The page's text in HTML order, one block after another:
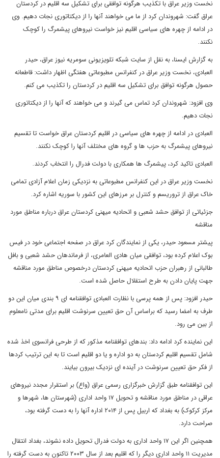
نخست وزیر عراق با تکذیب هرگونه توافقی برای تشکیل سه اقلیم در کردستان
عراق گفت: شهروندان کرد از ما می خواهند آنها را از دیکتاتوری نجات دهیم. وی
در ادامه از چهره های سیاسی اقلیم نیز خواست نیروهای پیشمرگ را کوچک
نکنند.
به گزارش ایسنا، به نقل از سایت شبکه تلویزیونی سومریه نیوز عراق، حیدر
العبادی، نخست وزیر عراق در کنفرانس مطبوعاتی هفتگی اظهار داشت: قاطعانه
حصول هرگونه توافق برای تشکیل سه اقلیم در کردستان را تکذیب می کنم.
وی افزود: شهروندان کرد تماس می گیرند و می خواهند که آنها را از دیکتاتوری
نجات دهیم.
العبادی در ادامه از چهره های سیاسی در اقلیم کردستان عراق خواست تا تقسیم
نیروهای پیشمرگ به حزب ها و گروه های مختلف آنها را کوچک نکنند.
العبادی تاکید کرد، پیشمرگ ها همکاری با دولت فدرال را انتخاب کردند.
نخست وزیر عراق در این کنفرانس مطبوعاتی به نزدیکی زمان اعلام آزادی تمامی
خاک عراق از تروریسم و کنترل بر مرزهای این کشور با سوریه اشاره کرد.
جزئیاتی از توافق حشد شعبی و اتحادیه میهنی کردستان عراق درباره مناطق مورد
مناقشه
پیشتر مسعود حیدر، یکی از نمایندگان کرد عراق در صفحه اجتماعی خود در فیس
بوک اعلام کرده بود، توافقی میان هادی العامری، از فرماندهان حشد شعبی و بافل
طالبانی از رهبران حزب اتحادیه میهنی کردستان درخصوص مناطق مورد مناقشه
جهت پایان دادن به طرح استقلال حاصل شده است.
حیدر افزود: پس از همه پرسی با نظارت العبادی توافقنامه ای ۹ بندی میان این دو
طرف به امضا رسید که براساس آن حق تعیین سرنوشت اقلیم برای مدتی نامعلوم
از بین می رود.
این نماینده کرد ادامه داد: بندهای توافقنامه مذکور که از طرحی فرانسوی اخذ شده
شامل تقسیم اقلیم کردستان به دو اداره و یا دو اقلیم است تا به این ترتیب کردها
از فکر حق تعیین سرنوشت در آینده ای نزدیک بیرون بیایند.
این توافقنامه طبق گزارش خبرگزاری رسمی عراق (واع) بر استقرار مجدد نیروهای
عراقی در مناطق مورد مناقشه و تحویل ۱۷ واحد اداری (شهرستان ها، شهرها و
مرکز کرکوک) به بغداد که اربیل پس از ۲۰۱۴ اداره آنها را به دست گرفته بود،
صراحت دارد.
همچنین اگر این ۱۷ واحد اداری به دولت فدرال تحویل داده نشوند، بغداد انتقال
مدیریت ۱۱ واحد اداری دیگر را که اقلیم بعد از سال ۲۰۰۳ تاکنون به دست گرفته را